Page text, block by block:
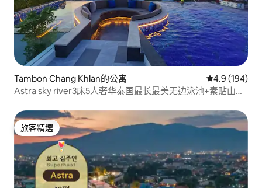
Tambon Chang Khlan的公寓 從 194 則評
4.9 (194)
Astra sky river3床5人奢华泰国最长最美无边泳池+素贴山景
旅客精選
旅客精選